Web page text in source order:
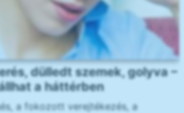
dülledt szemek, golyva –
a háttérben
a fokozott verejtékezés, a